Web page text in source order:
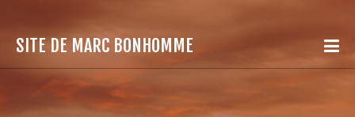
SITE DE MARC BONHOMME